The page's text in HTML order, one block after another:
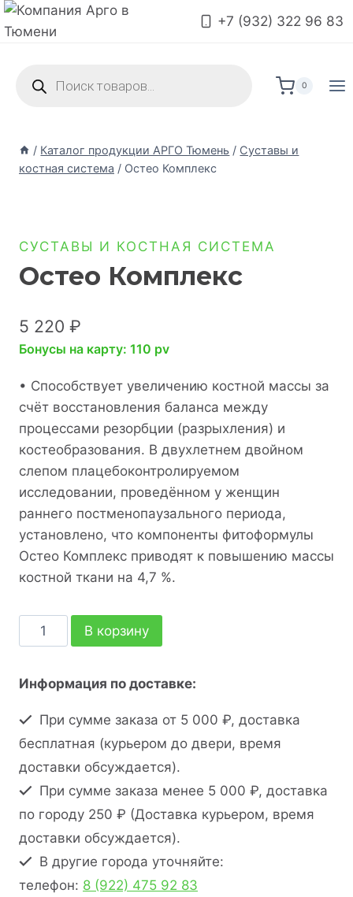
+7 (932) 322 96 83
0
/ Каталог продукции АРГО Тюмень / Суставы и
костная система / Остео Комплекс
СУСТАВЫ И КОСТНАЯ СИСТЕМА
Остео Комплекс
5 220 ₽
Бонусы на карту: 110 pv
• Способствует увеличению костной массы за
счёт восстановления баланса между
процессами резорбции (разрыхления) и
костеобразования. В двухлетнем двойном
слепом плацебоконтролируемом
исследовании, проведённом у женщин
раннего постменопаузального периода,
установлено, что компоненты фитоформулы
Остео Комплекс приводят к повышению массы
костной ткани на 4,7 %.
В корзину
Информация по доставке:
При сумме заказа от 5 000 ₽, доставка
бесплатная (курьером до двери, время
доставки обсуждается).
При сумме заказа менее 5 000 ₽, доставка
по городу 250 ₽ (Доставка курьером, время
доставки обсуждается).
В другие города уточняйте:
телефон: 8 (922) 475 92 83